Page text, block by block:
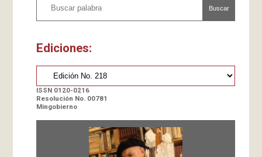
Buscar
Ediciones:
ISSN 0120-0216
Resolución No. 00781
Mingobierno